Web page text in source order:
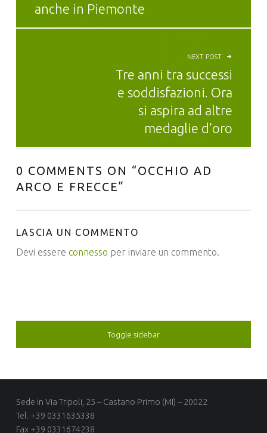
anche in Piemonte
NEXT POST
Tre anni tra successi
e soddisfazioni. Ora
si aspira ad altre
medaglie d’oro
0 COMMENTS ON “OCCHIO AD
ARCO E FRECCE”
LASCIA UN COMMENTO
Devi essere connesso per inviare un commento.
SIDEBAR
Toggle sidebar
FOOTER SIDEBAR
Sede in Via Tripoli, 25 – Castano Primo (MI) – 20022
Tel. +39 0331635338
Fax +39 0331674238